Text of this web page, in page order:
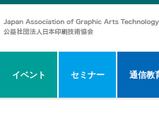
イベント セミナー 通信教